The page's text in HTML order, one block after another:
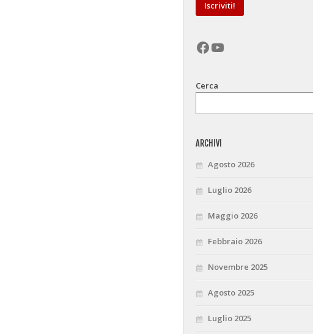
Facebook
YouTube
Cerca
ARCHIVI
Agosto 2026
Luglio 2026
Maggio 2026
Febbraio 2026
Novembre 2025
Agosto 2025
Luglio 2025